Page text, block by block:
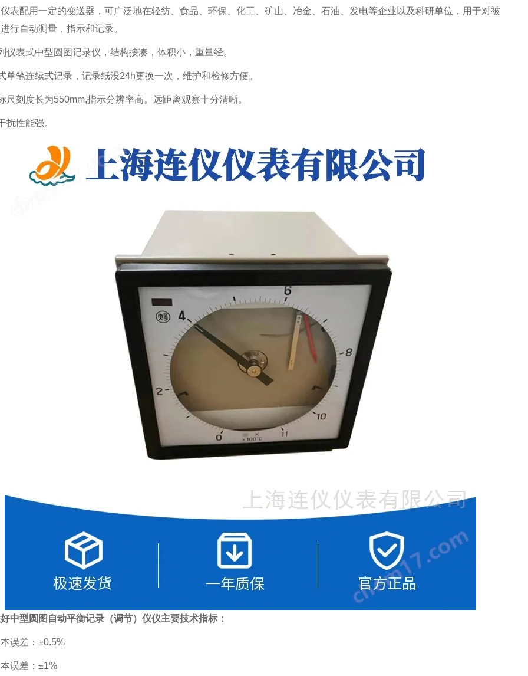
表配用一定的变送器，可广泛地在轻纺、食品、环保、化工、矿山、冶金、石油、发电等企业以及科研单位，用于对被
行自动测量，指示和记录。
仪表式中型圆图记录仪，结构接凑，体积小，重量经。
单笔连续式记录，记录纸没24h更换一次，维护和检修方便。
尺刻度长为550mm,指示分辨率高。远距离观察十分清晰。
扰性能强。
中型圆图自动平衡记录（调节）仪仪主要技术指标：
误差：±0.5%
误差：±1%